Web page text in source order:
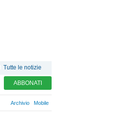
Tutte le notizie
ABBONATI
Archivio Mobile